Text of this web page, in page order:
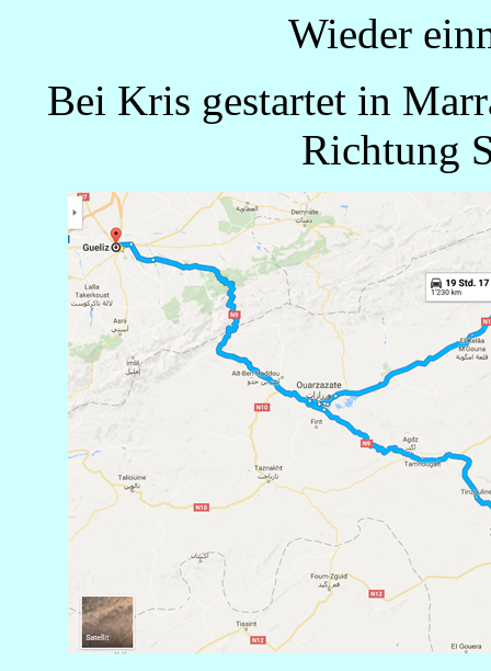
Wieder
Bei Kris gestartet in
Richtung